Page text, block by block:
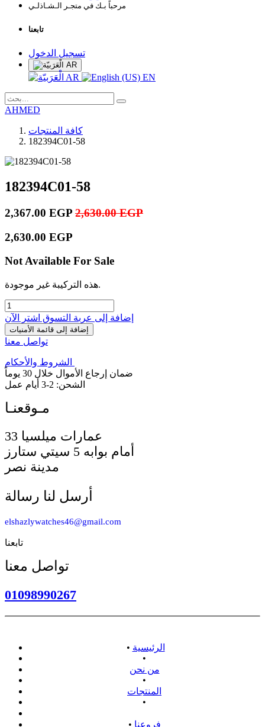
مرحباً بـك في متجـر الـشـاذلـي
تابعنا
تسجيل الدخول
AR
AR EN
AHMED
كافة المنتجات
182394C01-58
182394C01-58
2,367.00 EGP 2,630.00EGP
2,630.00 EGP
Not Available For Sale
هذه التركيبة غير موجودة.
إضافة إلى عربة التسوق اشترِ الآن
إضافة إلى قائمة الأمنيات
تواصل معنا
الشروط والأحكام
ضمان إرجاع الأموال خلال 30 يوماً
الشحن: 2-3 أيام عمل
أمام بوابه 5 سيتي ستارز
مدينة نصر
أرسل لنا رسالة
elshazlywatches46@gmail.com
تابعنا
تواصل معنا
01098990267
• الرئيسية
•
من نحن
•
المنتجات
•
• فروعنا